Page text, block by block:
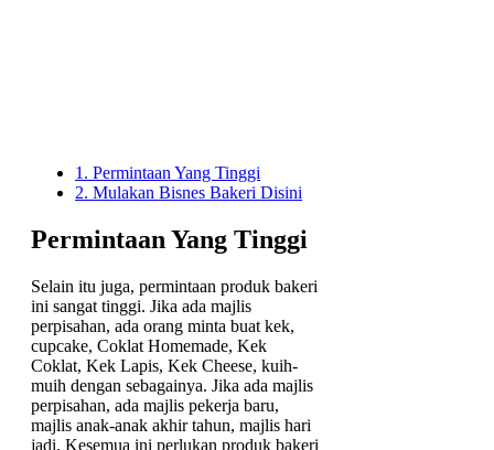
1. Permintaan Yang Tinggi
2. Mulakan Bisnes Bakeri Disini
Permintaan Yang Tinggi
Selain itu juga, permintaan produk bakeri
ini sangat tinggi. Jika ada majlis
perpisahan, ada orang minta buat kek,
cupcake, Coklat Homemade, Kek
Coklat, Kek Lapis, Kek Cheese, kuih-
muih dengan sebagainya. Jika ada majlis
perpisahan, ada majlis pekerja baru,
majlis anak-anak akhir tahun, majlis hari
jadi. Kesemua ini perlukan produk bakeri